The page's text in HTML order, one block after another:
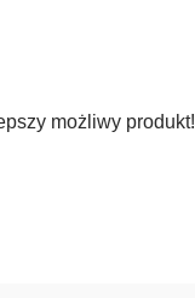
możliwy produkt!